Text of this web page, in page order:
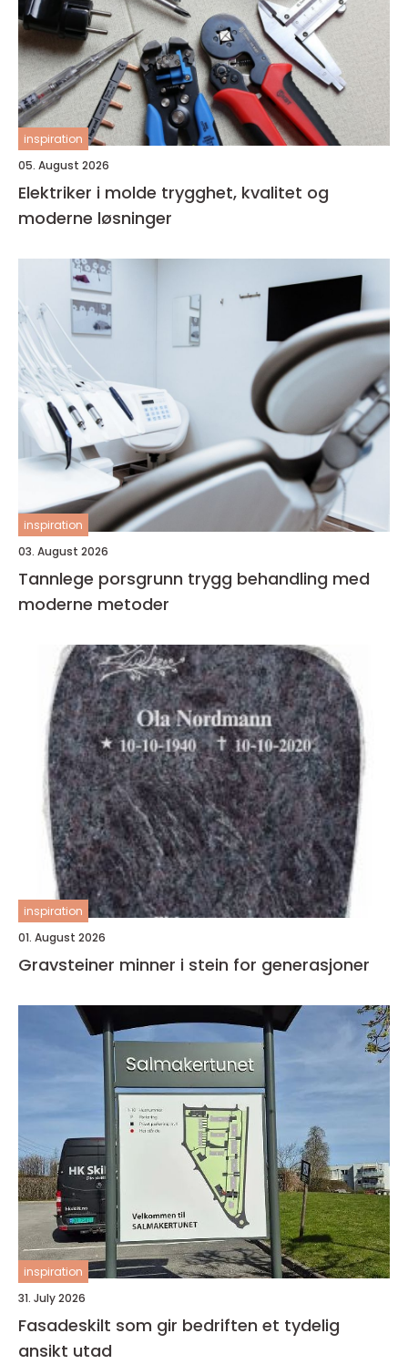
inspiration
05. August 2026
Elektriker i molde trygghet, kvalitet og
moderne løsninger
inspiration
03. August 2026
Tannlege porsgrunn trygg behandling med
moderne metoder
inspiration
01. August 2026
Gravsteiner minner i stein for generasjoner
inspiration
31. July 2026
Fasadeskilt som gir bedriften et tydelig
ansikt utad